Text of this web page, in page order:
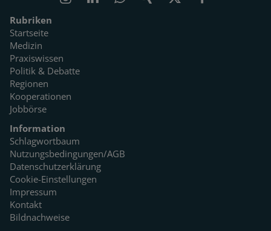
Rubriken
Startseite
Medizin
Praxiswissen
Politik & Debatte
Regionen
Kooperationen
Jobbörse
Information
Schlagwortbaum
Nutzungsbedingungen/AGB
Datenschutzerklärung
Cookie-Einstellungen
Impressum
Kontakt
Bildnachweise